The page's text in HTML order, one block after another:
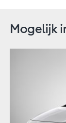
Mogelijk